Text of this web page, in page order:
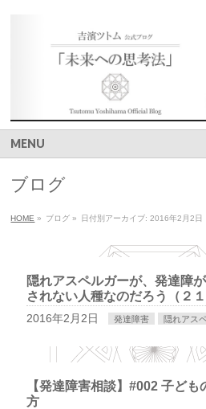
MENU
ブログ
HOME » ブログ » 日付別アーカイブ: 2016年2月2日
隠れアスペルガーが、発達障
されない人種なのだろう（２１
2016年2月2日 発達障害 隠れアス
【発達障害相談】#002 子ど
方